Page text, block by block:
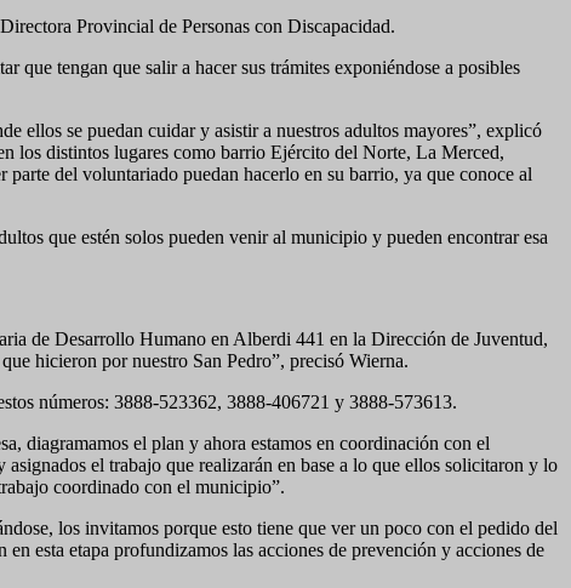
Provincial de Personas con Discapacidad.
que tengan que salir a hacer sus trámites exponiéndose a posibles
ellos se puedan cuidar y asistir a nuestros adultos mayores”, explicó
los distintos lugares como barrio Ejército del Norte, La Merced,
del voluntariado puedan hacerlo en su barrio, ya que conoce al
que estén solos pueden venir al municipio y pueden encontrar esa
de Desarrollo Humano en Alberdi 441 en la Dirección de Juventud,
hicieron por nuestro San Pedro”, precisó Wierna.
números: 3888-523362, 3888-406721 y 3888-573613.
diagramamos el plan y ahora estamos en coordinación con el
el trabajo que realizarán en base a lo que ellos solicitaron y lo
coordinado con el municipio”.
los invitamos porque esto tiene que ver un poco con el pedido del
esta etapa profundizamos las acciones de prevención y acciones de